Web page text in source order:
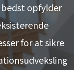
opfylder
for at sikre